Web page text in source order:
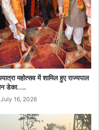
महोत्सव में शामिल हुए राज्यपाल
डेका…..
July 16, 2026